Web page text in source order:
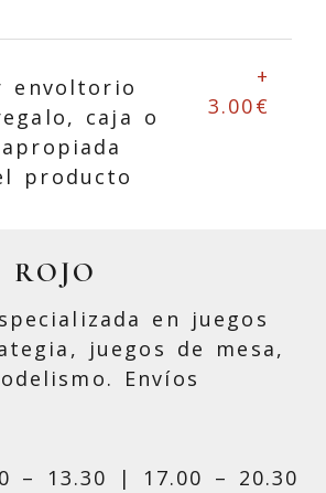
envoltorio
caja o
producto
+
3.00€
en juegos
juegos de mesa,
Envíos
– 13.30 | 17.00 – 20.30